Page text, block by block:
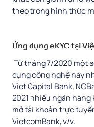
theo trong hình thức
Ứng dụng eKYC tại
Từ tháng 7/2020 một
dụng công nghệ này
Viet Capital Bank,
2021 nhiều ngân
mở tài khoản trực
VietcomBank, v/v.